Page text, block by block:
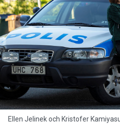
Ellen Jelinek och Kristofer